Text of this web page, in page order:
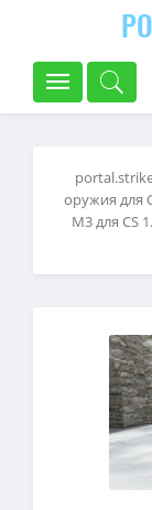
оружия для
M3 для CS